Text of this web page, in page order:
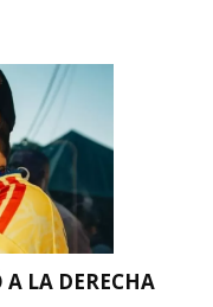
LA DERECHA